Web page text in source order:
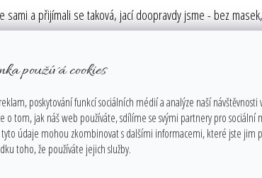
používá cookies
poskytování funkcí sociálních médií a analýze naší návštěvnosti
o tom, jak náš web používáte, sdílíme se svými partnery pro sociální
tyto údaje mohou zkombinovat s dalšími informacemi, které jste jim
toho, že používáte jejich služby.
a přijímali se taková, jací doopravdy jsme - bez
a vzpomínky - tzv AHA efekt.